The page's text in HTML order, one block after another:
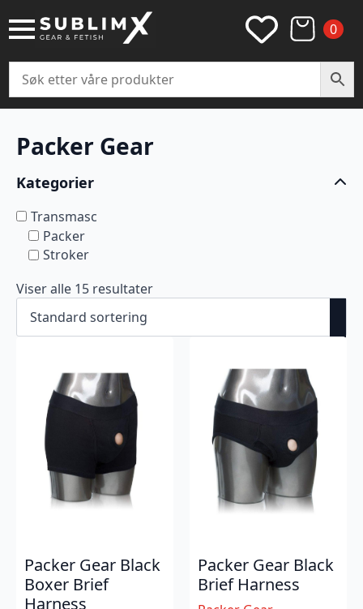
0
Packer Gear
Kategorier
Transmasc
Packer
Stroker
Viser alle 15 resultater
Packer Gear Black
Boxer Brief
Harness
Packer Gear Black
Brief Harness